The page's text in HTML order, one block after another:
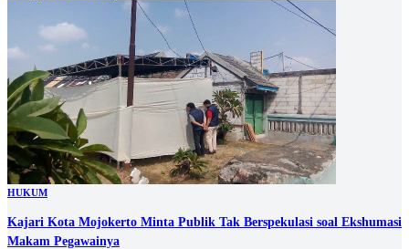
HUKUM
Kajari Kota Mojokerto Minta Publik Tak Berspekulasi soal Ekshumasi
Makam Pegawainya